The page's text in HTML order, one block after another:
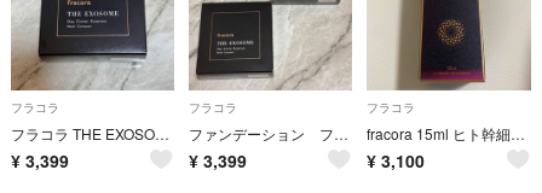
フラコラ
フラコラ THE EXOSOME デイカバーエッセンス メッシュコンパクト
¥ 3,399
フラコラ
ファンデーション フラコラ 美容液 化粧品 2個セット 新品未使用
¥ 3,399
フラコラ
fracora 15ml ヒト幹細胞培養エキス原液
¥ 3,100